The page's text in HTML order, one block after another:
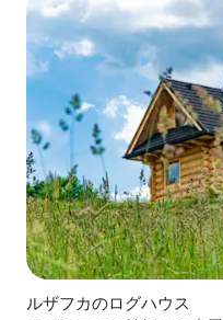
ルザフカのログハウス